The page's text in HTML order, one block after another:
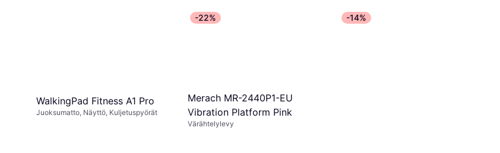
WalkingPad Fitness A1 Pro
Juoksumatto, Näyttö, Kuljetuspyörät
-22%
Merach MR-2440P1-EU
Vibration Platform Pink
Värähtelylevy
-14%